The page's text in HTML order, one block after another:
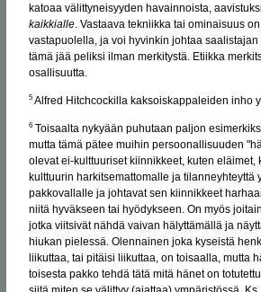
katoaa välittyneisyyden havainnoista,
kaikkialle. Vastaava tekniikka tai ominaisuus
vastapuolella, ja voi hyvinkin johtaa
tämä jää peliksi ilman merkitystä. Etiikka
osallisuutta.
5Alfred Hitchcockilla kaksoiskappaleiden inho
6Toisaalta nykyään puhutaan paljon
mutta tämä pätee muihin persoonallisuuden
olevat ei-kulttuuriset kiinnikkeet, kuten eläimet,
kulttuurin harkitsemattomalle ja tilanneyhteyttä
pakkovallalle ja johtavat sen kiinnikkeet
niitä hyväkseen tai hyödykseen. On myös
jotka viitsivät nähdä vaivan hälyttämällä ja
hiukan pielessä. Olennainen joka kyseistä
liikuttaa, tai pitäisi liikuttaa, on toisaalla, mutta
toisesta pakko tehdä tätä mitä hänet on